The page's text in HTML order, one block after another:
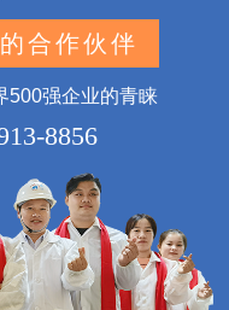
合作伙伴
500强企业的青睐
8856